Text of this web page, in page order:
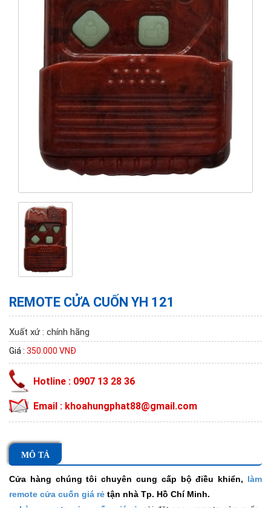
REMOTE CỬA CUỐN YH 121
Xuất xứ : chính hãng
Giá : 350.000 VNĐ
Hotline : 0907 13 28 36
Email : khoahungphat88@gmail.com
MÔ TẢ
Cửa hàng chúng tôi chuyên cung cấp bộ điều khiển, làm
remote cửa cuốn giá rẻ tận nhà Tp. Hồ Chí Minh.